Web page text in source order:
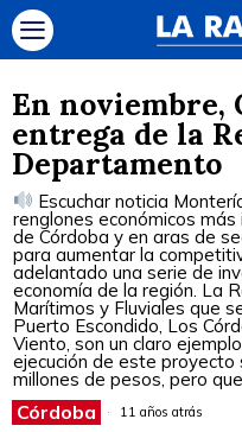
En noviembre,
entrega de la
Departamento
Escuchar noticia
renglones económicos
de Córdoba y en aras de
para aumentar la
adelantado una serie de
economía de la región. La
Marítimos y Fluviales que
Puerto Escondido, Los
Viento, son un claro
ejecución de este proyecto
millones de pesos, pero
Córdoba 11 años atrás